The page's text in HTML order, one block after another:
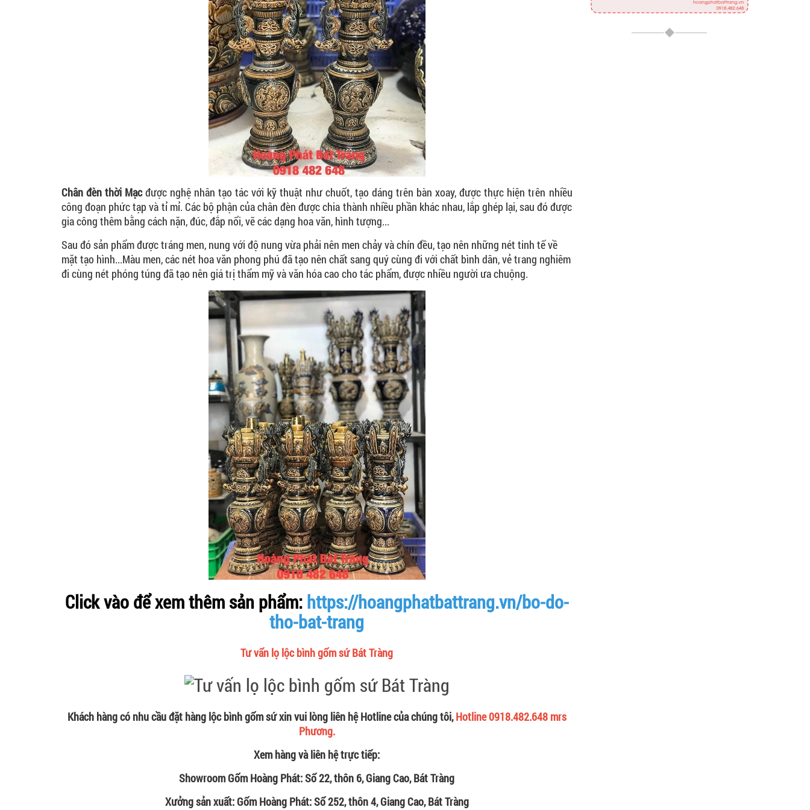
Chân đèn thời Mạcđược nghệ nhân tạo tác với kỹ thuật như chuốt, tạo dáng trên bàn xoay, được thực hiện trên nhiều
công đoạn phức tạp và tỉ mỉ. Các bộ phận của chân đèn được chia thành nhiều phần khác nhau, lắp ghép lại, sau đó được
gia công thêm bằng cách nặn, đúc, đắp nổi, vẽ các dạng hoa văn, hình tượng...
Sau đó sản phẩm được tráng men, nung với độ nung vừa phải nên men chảy và chín đều, tạo nên những nét tinh tế về
mặt tạo hình...Màu men, các nét hoa văn phong phú đã tạo nên chất sang quý cùng đi với chất bình dân, vẻ trang nghiêm
đi cùng nét phóng túng đã tạo nên giá trị thẩm mỹ và văn hóa cao cho tác phẩm, được nhiều người ưa chuộng.
Click vào để xem thêm sản phẩm: https://hoangphatbattrang.vn/bo-do-
tho-bat-trang
Tư vấn lọ lộc bình gốm sứ Bát Tràng
Khách hàng có nhu cầu đặt hàng lộc bình gốm sứ xin vui lòng liên hệ Hotline của chúng tôi,Hotline 0918.482.648 mrs
Phương.
Xem hàng và liên hệ trực tiếp:
Showroom Gốm Hoàng Phát: Số 22, thôn 6, Giang Cao, Bát Tràng
Xưởng sản xuất: Gốm Hoàng Phát: Số 252, thôn 4, Giang Cao, Bát Tràng